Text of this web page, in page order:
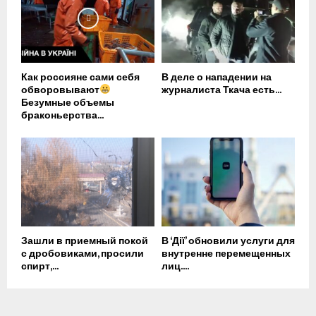
Как россияне сами себя
обворовывают
Безумные объемы
браконьерства...
В деле о нападении на
журналиста Ткача есть...
Зашли в приемный покой
с дробовиками, просили
спирт,...
В ‘Дії’ обновили услуги для
внутренне перемещенных
лиц....